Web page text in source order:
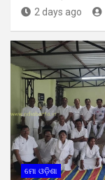
2 days ago
ମୋ ଓଡ଼ିଶା